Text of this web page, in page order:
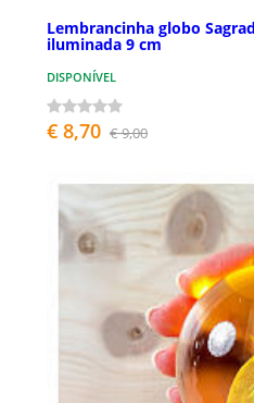
Lembrancinha globo
iluminada 9 cm
DISPONÍVEL
€ 8,70 € 9,00